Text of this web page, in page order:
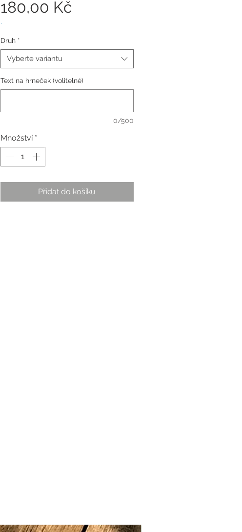
180,00 KčCena
.
Druh *
Vyberte variantu
Text na hrneček (volitelné)
0/500
Množství *
Přidat do košíku